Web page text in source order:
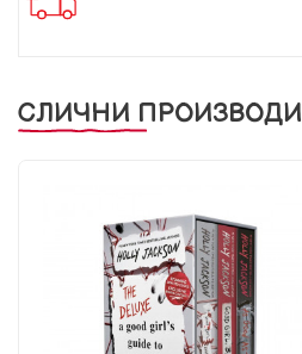
СЛИЧНИ ПРОИЗВОДИ